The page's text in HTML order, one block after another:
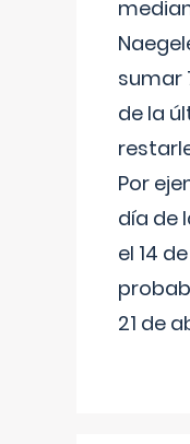
sumar
de la
Por
día de
el 14
21 de